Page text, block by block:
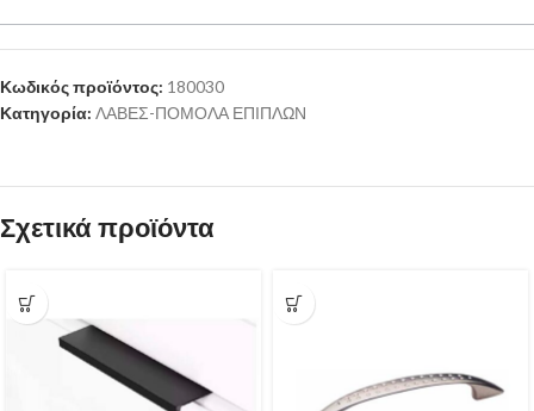
Κωδικός προϊόντος: 180030
Κατηγορία: ΛΑΒΕΣ-ΠΟΜΟΛΑ ΕΠΙΠΛΩΝ
Σχετικά προϊόντα